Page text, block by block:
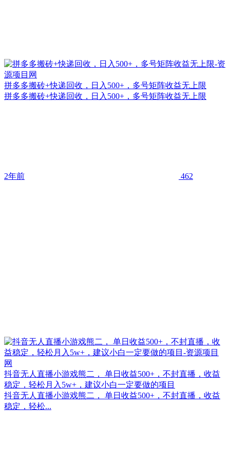
拼多多搬砖+快递回收，日入500+，多号矩阵收益无上限
拼多多搬砖+快递回收，日入500+，多号矩阵收益无上限
2年前 462
抖音无人直播小游戏熊二， 单日收益500+，不封直播，收益
稳定，轻松月入5w+，建议小白一定要做的项目
抖音无人直播小游戏熊二， 单日收益500+，不封直播，收益
稳定，轻松...